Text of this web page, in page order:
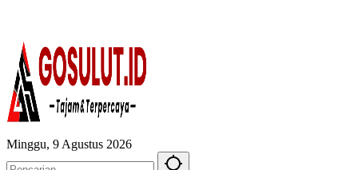
Minggu, 9 Agustus 2026